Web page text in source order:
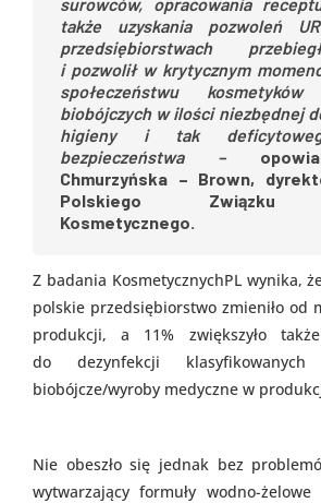
także uzyskania pozwoleń
przedsiębiorstwach
i pozwolił w krytycznym
społeczeństwu
biobójczych w ilości niezbędnej
higieny i tak
bezpieczeństwa –
Chmurzyńska – Brown,
Polskiego Związku
Kosmetycznego.
Z badania KosmetycznychPL wynika,
polskie przedsiębiorstwo zmieniło od
produkcji, a 11% zwiększyło
do dezynfekcji
biobójcze/wyroby medyczne w
Nie obeszło się jednak bez
wytwarzający formuły wodno-